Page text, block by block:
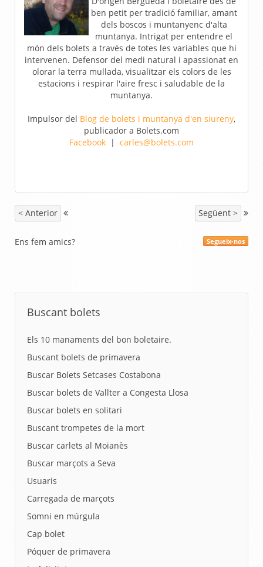
ben petit per tradició familiar, amant
dels boscos i muntanyenc d'alta
muntanya. Intrigat per entendre el
món dels bolets a través de totes les variables que hi
intervenen. Defensor del medi natural i apassionat en
olorar la terra mullada, visualitzar els colors de les
estacions i respirar l'aire fresc i saludable de la
muntanya.
Impulsor del Blog de bolets i muntanya d'en siureny,
publicador a Bolets.com
Facebook | carles@bolets.com
< Anterior Següent >
Segueix-nos
Ens fem amics?
Buscant bolets
Els 10 manaments del bon boletaire.
Buscant bolets de primavera
Buscar Bolets Setcases Costabona
Buscar bolets de Vallter a Congesta Llosa
Buscar bolets en solitari
Buscant trompetes de la mort
Buscar carlets al Moianès
Buscar marçots a Seva
Usuaris
Carregada de marçots
Somni en múrgula
Cap bolet
Póquer de primavera